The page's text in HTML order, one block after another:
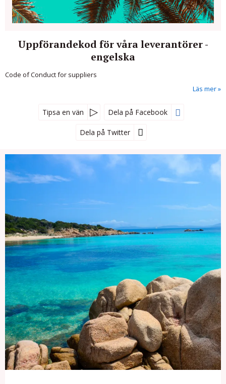
Uppförandekod för våra leverantörer -
engelska
Code of Conduct for suppliers
Läs mer
Tipsa en vän Dela på Facebook
Dela på Twitter